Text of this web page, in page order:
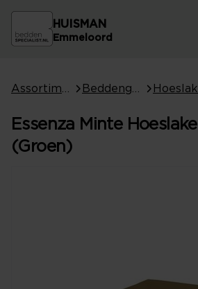
HUISMAN
Emmeloord
Essenza Minte
(Groen)